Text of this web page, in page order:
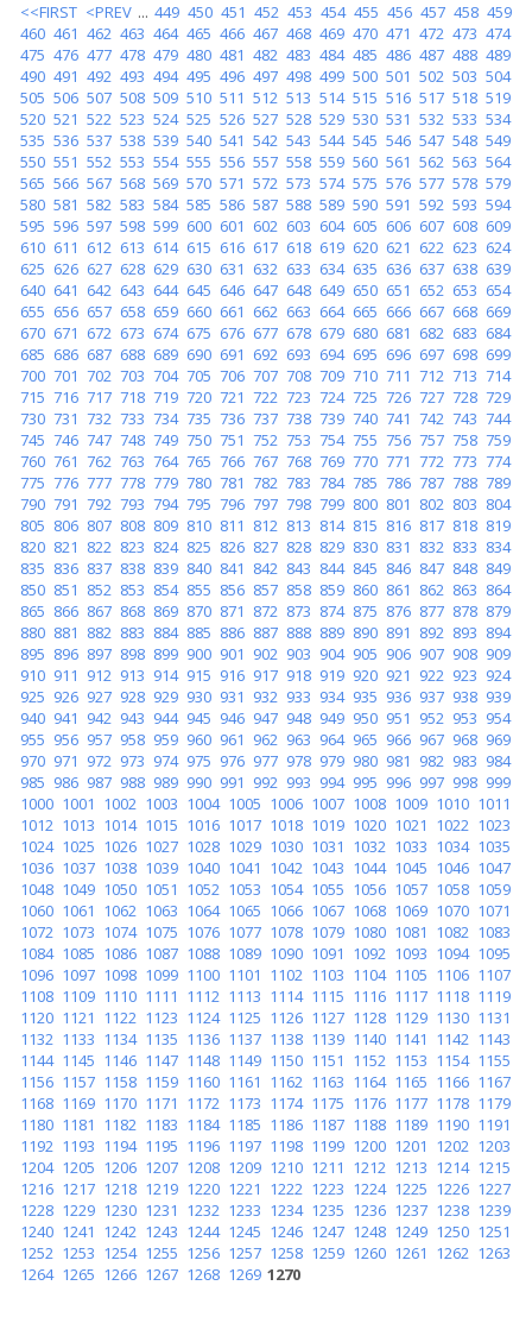
<<FIRST <PREV ... 449 450 451 452 453 454 455 456 457 458 459
460 461 462 463 464 465 466 467 468 469 470 471 472 473 474
475 476 477 478 479 480 481 482 483 484 485 486 487 488 489
490 491 492 493 494 495 496 497 498 499 500 501 502 503 504
505 506 507 508 509 510 511 512 513 514 515 516 517 518 519
520 521 522 523 524 525 526 527 528 529 530 531 532 533 534
535 536 537 538 539 540 541 542 543 544 545 546 547 548 549
550 551 552 553 554 555 556 557 558 559 560 561 562 563 564
565 566 567 568 569 570 571 572 573 574 575 576 577 578 579
580 581 582 583 584 585 586 587 588 589 590 591 592 593 594
595 596 597 598 599 600 601 602 603 604 605 606 607 608 609
610 611 612 613 614 615 616 617 618 619 620 621 622 623 624
625 626 627 628 629 630 631 632 633 634 635 636 637 638 639
640 641 642 643 644 645 646 647 648 649 650 651 652 653 654
655 656 657 658 659 660 661 662 663 664 665 666 667 668 669
670 671 672 673 674 675 676 677 678 679 680 681 682 683 684
685 686 687 688 689 690 691 692 693 694 695 696 697 698 699
700 701 702 703 704 705 706 707 708 709 710 711 712 713 714
715 716 717 718 719 720 721 722 723 724 725 726 727 728 729
730 731 732 733 734 735 736 737 738 739 740 741 742 743 744
745 746 747 748 749 750 751 752 753 754 755 756 757 758 759
760 761 762 763 764 765 766 767 768 769 770 771 772 773 774
775 776 777 778 779 780 781 782 783 784 785 786 787 788 789
790 791 792 793 794 795 796 797 798 799 800 801 802 803 804
805 806 807 808 809 810 811 812 813 814 815 816 817 818 819
820 821 822 823 824 825 826 827 828 829 830 831 832 833 834
835 836 837 838 839 840 841 842 843 844 845 846 847 848 849
850 851 852 853 854 855 856 857 858 859 860 861 862 863 864
865 866 867 868 869 870 871 872 873 874 875 876 877 878 879
880 881 882 883 884 885 886 887 888 889 890 891 892 893 894
895 896 897 898 899 900 901 902 903 904 905 906 907 908 909
910 911 912 913 914 915 916 917 918 919 920 921 922 923 924
925 926 927 928 929 930 931 932 933 934 935 936 937 938 939
940 941 942 943 944 945 946 947 948 949 950 951 952 953 954
955 956 957 958 959 960 961 962 963 964 965 966 967 968 969
970 971 972 973 974 975 976 977 978 979 980 981 982 983 984
985 986 987 988 989 990 991 992 993 994 995 996 997 998 999
1000 1001 1002 1003 1004 1005 1006 1007 1008 1009 1010 1011
1012 1013 1014 1015 1016 1017 1018 1019 1020 1021 1022 1023
1024 1025 1026 1027 1028 1029 1030 1031 1032 1033 1034 1035
1036 1037 1038 1039 1040 1041 1042 1043 1044 1045 1046 1047
1048 1049 1050 1051 1052 1053 1054 1055 1056 1057 1058 1059
1060 1061 1062 1063 1064 1065 1066 1067 1068 1069 1070 1071
1072 1073 1074 1075 1076 1077 1078 1079 1080 1081 1082 1083
1084 1085 1086 1087 1088 1089 1090 1091 1092 1093 1094 1095
1096 1097 1098 1099 1100 1101 1102 1103 1104 1105 1106 1107
1108 1109 1110 1111 1112 1113 1114 1115 1116 1117 1118 1119
1120 1121 1122 1123 1124 1125 1126 1127 1128 1129 1130 1131
1132 1133 1134 1135 1136 1137 1138 1139 1140 1141 1142 1143
1144 1145 1146 1147 1148 1149 1150 1151 1152 1153 1154 1155
1156 1157 1158 1159 1160 1161 1162 1163 1164 1165 1166 1167
1168 1169 1170 1171 1172 1173 1174 1175 1176 1177 1178 1179
1180 1181 1182 1183 1184 1185 1186 1187 1188 1189 1190 1191
1192 1193 1194 1195 1196 1197 1198 1199 1200 1201 1202 1203
1204 1205 1206 1207 1208 1209 1210 1211 1212 1213 1214 1215
1216 1217 1218 1219 1220 1221 1222 1223 1224 1225 1226 1227
1228 1229 1230 1231 1232 1233 1234 1235 1236 1237 1238 1239
1240 1241 1242 1243 1244 1245 1246 1247 1248 1249 1250 1251
1252 1253 1254 1255 1256 1257 1258 1259 1260 1261 1262 1263
1264 1265 1266 1267 1268 1269 1270